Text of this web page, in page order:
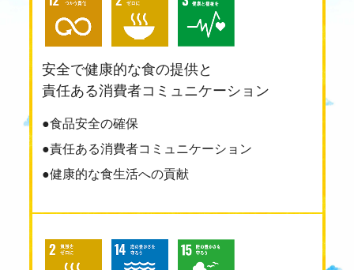
安全で健康的な食の提供と
責任ある消費者コミュニケーション
●食品安全の確保
●責任ある消費者コミュニケーション
●健康的な食生活への貢献